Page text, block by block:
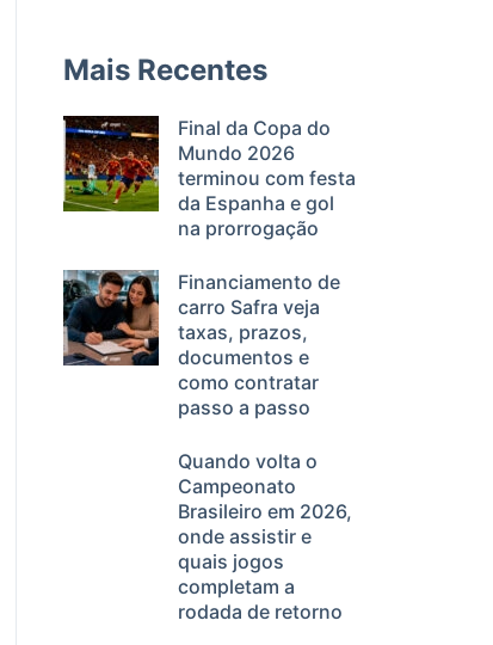
Mais Recentes
Final da Copa do
Mundo 2026
terminou com festa
da Espanha e gol
na prorrogação
Financiamento de
carro Safra veja
taxas, prazos,
documentos e
como contratar
passo a passo
Quando volta o
Campeonato
Brasileiro em 2026,
onde assistir e
quais jogos
completam a
rodada de retorno